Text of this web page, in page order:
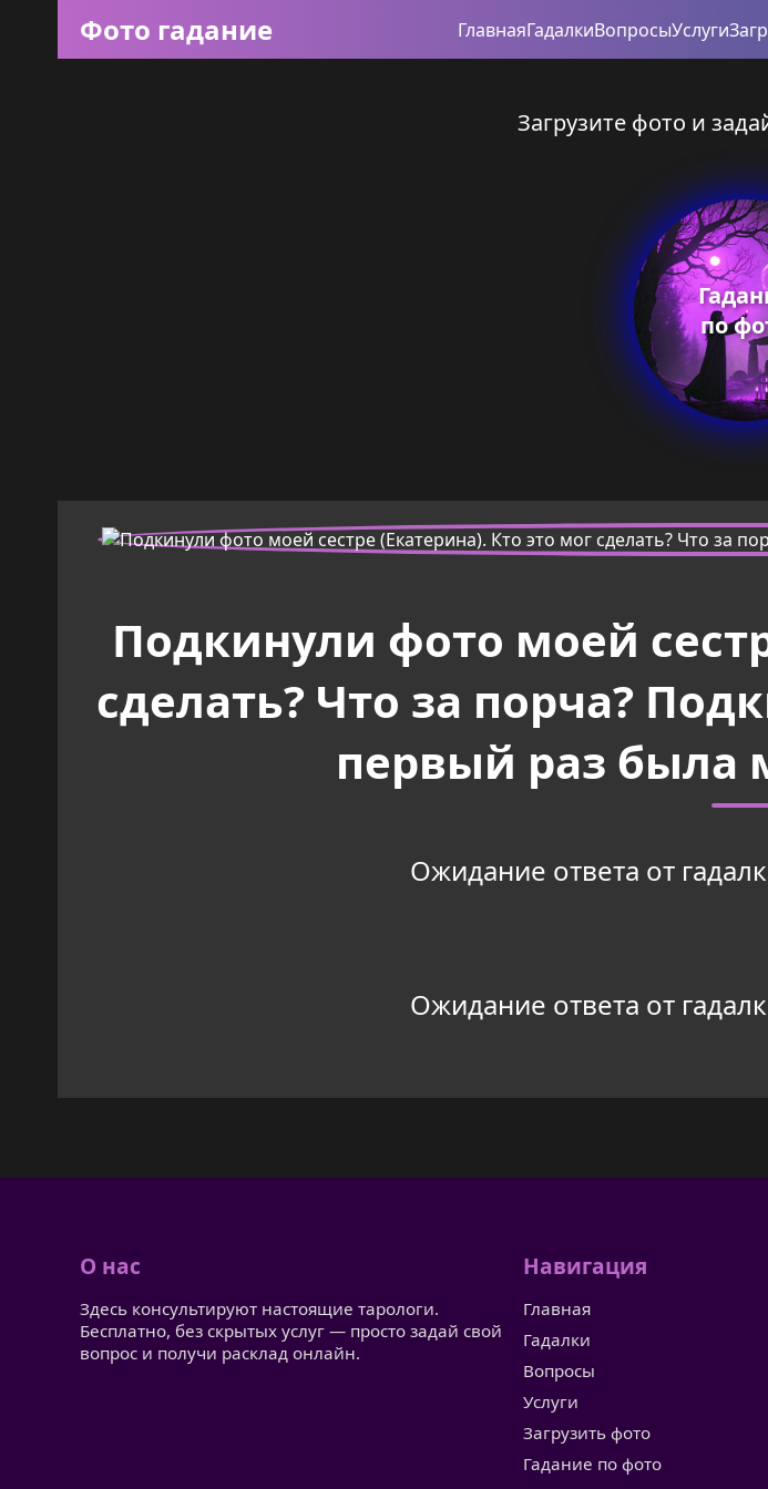
Фото гадание ГлавнаяГадалкиВопросыУслуги
Загрузите фото и
по
Подкинули фото моей
сделать? Что за порча?
первый раз была
Ожидание ответа от
Ожидание ответа от
О нас
Здесь консультируют настоящие тарологи.
Бесплатно, без скрытых услуг — просто задай свой
вопрос и получи расклад онлайн.
Навигация
Главная
Гадалки
Вопросы
Услуги
Загрузить фото
Гадание по фото